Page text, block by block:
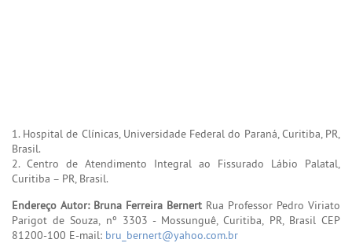
1. Hospital de Clínicas, Universidade Federal do Paraná, Curitiba, PR,
Brasil.
2. Centro de Atendimento Integral ao Fissurado Lábio Palatal,
Curitiba – PR, Brasil.
Endereço Autor: Bruna Ferreira Bernert Rua Professor Pedro Viriato
Parigot de Souza, nº 3303 - Mossunguê, Curitiba, PR, Brasil CEP
81200-100 E-mail: bru_bernert@yahoo.com.br